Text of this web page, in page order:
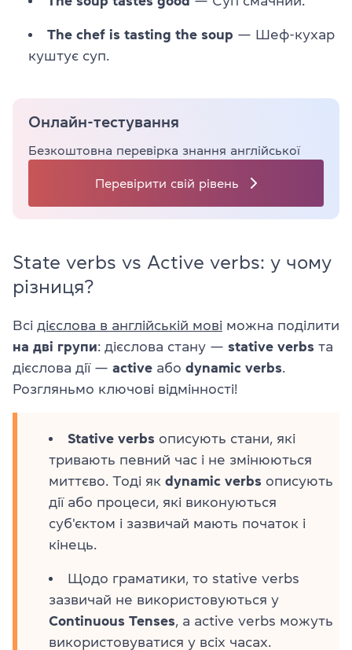
The chef is tasting the soup — Шеф-кухар
куштує суп.
Онлайн-тестування
Безкоштовна перевірка знання англійської
Перевірити свій рівень
State verbs vs Active verbs: у чому
різниця?
Всі дієслова в англійській мові можна поділити
на дві групи: дієслова стану — stative verbs та
дієслова дії — active або dynamic verbs.
Розгляньмо ключові відмінності!
Stative verbs описують стани, які
тривають певний час і не змінюються
миттєво. Тоді як dynamic verbs описують
дії або процеси, які виконуються
суб'єктом і зазвичай мають початок і
кінець.
Щодо граматики, то stative verbs
зазвичай не використовуються у
Continuous Tenses, а active verbs можуть
використовуватися у всіх часах.